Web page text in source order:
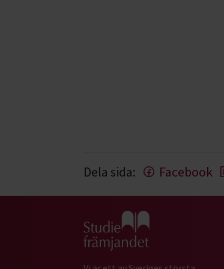
Dela sida: Facebook
Gå till studiefrämjandets startsida